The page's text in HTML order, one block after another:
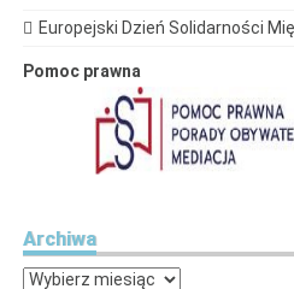
Europejski Dzień Solidarności
Pomoc prawna
Archiwa
Archiwa